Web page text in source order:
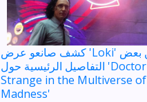
كشف صانعو عرض 'Loki' للتو عن بعض
التفاصيل الرئيسية حول 'Doctor
Strange in the Multiverse of
Madness'